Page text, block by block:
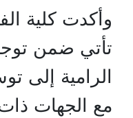
وأكدت كلية
تأتي ضمن
الرامية إلى
مع الجهات ذات